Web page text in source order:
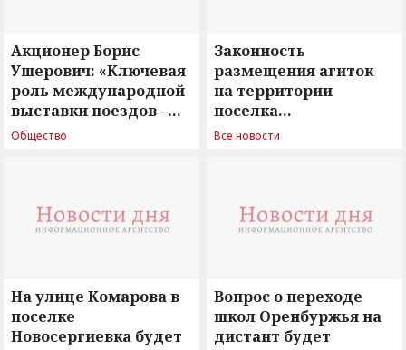
Акционер Борис
Ушерович: «Ключевая
роль международной
выставки поездов –
поиск ответов на
Общество
Законность
размещения агиток
на территории
поселка
Новосергиевка
Все новости
На улице Комарова в
поселке
Новосергиевка будет
Вопрос о переходе
школ Оренбуржья на
дистант будет